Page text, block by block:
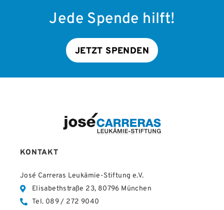
Jede Spende hilft!
JETZT SPENDEN
KONTAKT
José Carreras Leukämie-Stiftung e.V.
Elisabethstraße 23, 80796 München
Tel. 089 / 272 9040